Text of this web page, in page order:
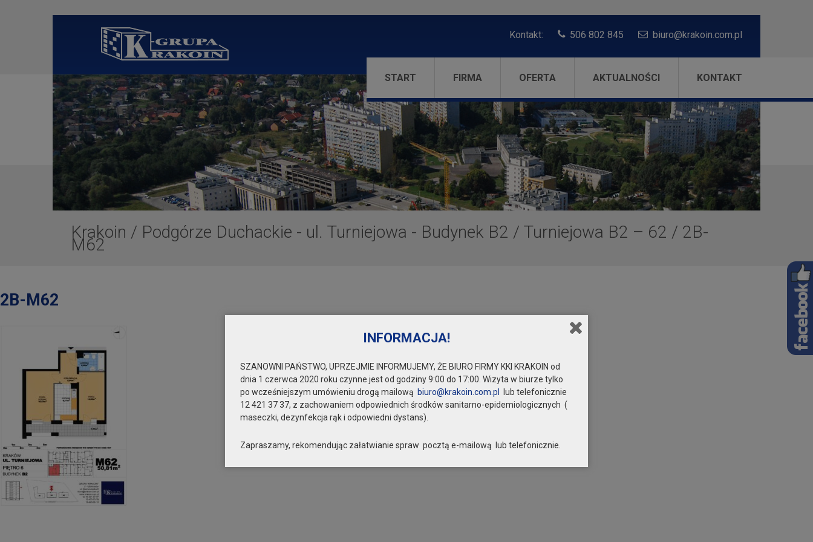
Kontakt: 506 802 845 biuro@krakoin.com.pl
START FIRMA OFERTA AKTUALNOŚCI KONTAKT
Krakoin / Podgórze Duchackie - ul. Turniejowa - Budynek B2 / Turniejowa B2 – 62 / 2B-
M62
2B-M62
INFORMACJA!
SZANOWNI PAŃSTWO, UPRZEJMIE INFORMUJEMY, ŻE BIURO FIRMY KKI KRAKOIN od
dnia 1 czerwca 2020 roku czynne jest od godziny 9:00 do 17:00. Wizyta w biurze tylko
po wcześniejszym umówieniu drogą mailową biuro@krakoin.com.pl lub telefonicznie
12 421 37 37, z zachowaniem odpowiednich środków sanitarno-epidemiologicznych (
maseczki, dezynfekcja rąk i odpowiedni dystans).
Zapraszamy, rekomendując załatwianie spraw pocztą e-mailową lub telefonicznie.